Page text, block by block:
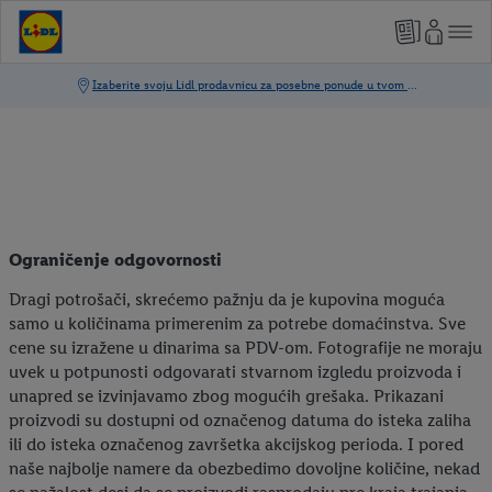
Ograničenje odgovornosti
Dragi potrošači, skrećemo pažnju da je kupovina moguća
samo u količinama primerenim za potrebe domaćinstva. Sve
cene su izražene u dinarima sa PDV-om. Fotografije ne moraju
uvek u potpunosti odgovarati stvarnom izgledu proizvoda i
unapred se izvinjavamo zbog mogućih grešaka. Prikazani
proizvodi su dostupni od označenog datuma do isteka zaliha
ili do isteka označenog završetka akcijskog perioda. I pored
naše najbolje namere da obezbedimo dovoljne količine, nekad